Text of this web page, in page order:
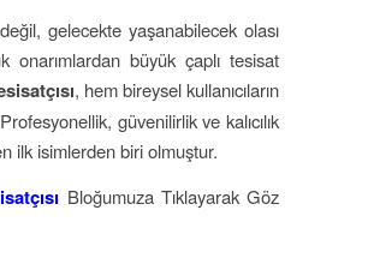
gelecekte yaşanabilecek olası
onarımlardan büyük çaplı tesisat
, hem bireysel kullanıcıların
güvenilirlik ve kalıcılık
ilk isimlerden biri olmuştur.
Bloğumuza Tıklayarak Göz